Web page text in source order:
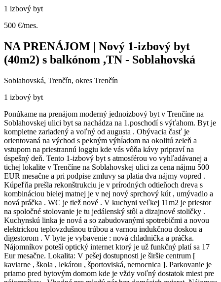
1 izbový byt
500 €/mes.
NA PRENÁJOM | Nový 1-izbový byt
(40m2) s balkónom ,TN - Soblahovská
Soblahovská, Trenčín, okres Trenčín
1 izbový byt
Ponúkame na prenájom moderný jednoizbový byt v Trenčíne na
Soblahovskej ulici byt sa nachádza na 1.poschodí s výťahom. Byt je
kompletne zariadený a voľný od augusta . Obývacia časť je
orientovaná na východ s pekným výhĺadom na okolitú zeleň a
vstupom na priestrannú loggiu kde vás vôňa kávy pripraví na
úspešný deň. Tento 1-izbový byt s atmosférou vo vyhľadávanej a
tichej lokalite v Trenčíne na Soblahovskej ulici za cena nájmu 500
EUR mesačne a pri podpise zmluvy sa platia dva nájmy vopred .
Kúpeľňa prešla rekonštrukciu je v prírodných odtieňoch dreva s
kombináciou bielej matnej je v nej nový sprchový kút , umývadlo a
nová práčka . WC je tiež nové . V kuchyni veľkej 11m2 je priestor
na spoločné stolovanie je tu jedálenský stôl a dizajnové stoličky .
Kuchynskú linka je nová a so zabudovanými spotrebičmi a novou
elektrickou teplovzdušnou trúbou a varnou indukčnou doskou a
digestorom . V byte je vybavenie : nová chladnička a práčka.
Nájomníkov poteší optický internet ktorý je už funkčný platí sa 17
Eur mesačne. Lokalita: V pešej dostupnosti je širšie centrum [
kaviarne , škola , lekárou , športoviská, nemocnica ]. Parkovanie je
priamo pred bytovým domom kde je vždy voľný dostatok miest pre